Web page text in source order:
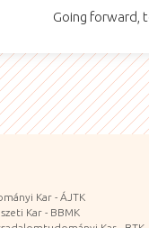
Going forward,
Kar - ÁJTK
Kar - BBMK